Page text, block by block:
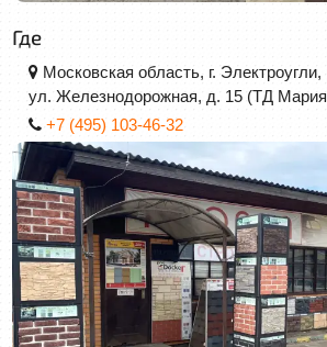
Где
Московская область, г. Электроугли,
ул. Железнодорожная, д. 15 (ТД
+7 (495) 103-46-32